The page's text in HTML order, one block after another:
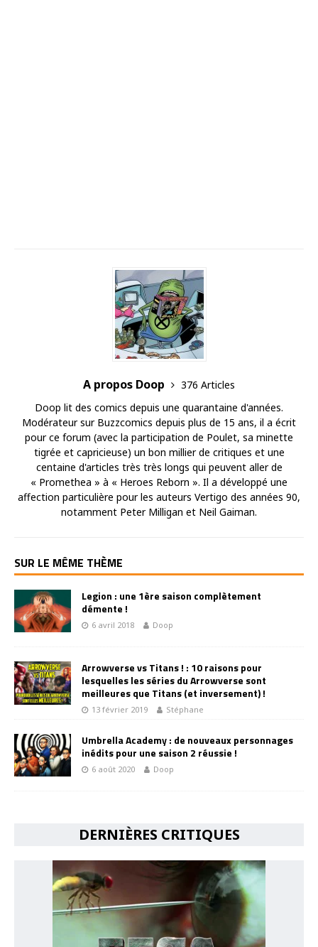
A propos Doop
376 Articles
Doop lit des comics depuis une quarantaine d'années.
Modérateur sur Buzzcomics depuis plus de 15 ans, il a écrit
pour ce forum (avec la participation de Poulet, sa minette
tigrée et capricieuse) un bon millier de critiques et une
centaine d'articles très très longs qui peuvent aller de
« Promethea » à « Heroes Reborn ». Il a développé une
affection particulière pour les auteurs Vertigo des années 90,
notamment Peter Milligan et Neil Gaiman.
SUR LE MÊME THÈME
Legion : une 1ère saison complètement
démente !
6 avril 2018 Doop
Arrowverse vs Titans ! : 10 raisons pour
lesquelles les séries du Arrowverse sont
meilleures que Titans (et inversement) !
13 février 2019 Stéphane
Umbrella Academy : de nouveaux personnages
inédits pour une saison 2 réussie !
6 août 2020 Doop
DERNIÈRES CRITIQUES